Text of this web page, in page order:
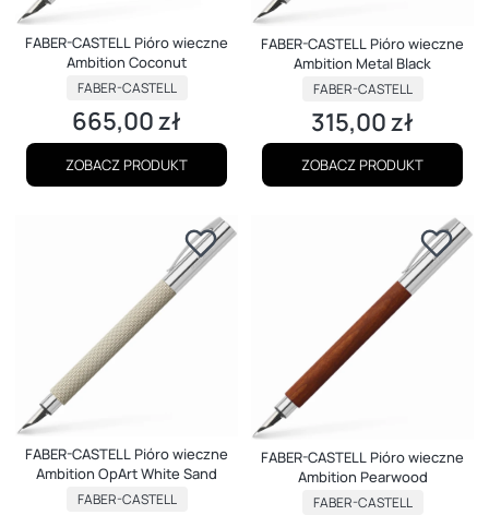
FABER-CASTELL Pióro wieczne
Ambition Coconut
PRODUCENT
FABER-CASTELL
Cena
665,00 zł
ZOBACZ PRODUKT
FABER-CASTELL Pióro wieczne
Ambition Metal Black
PRODUCENT
FABER-CASTELL
Cena
315,00 zł
ZOBACZ PRODUKT
FABER-CASTELL Pióro wieczne
Ambition OpArt White Sand
PRODUCENT
FABER-CASTELL
FABER-CASTELL Pióro wieczne
Ambition Pearwood
PRODUCENT
FABER-CASTELL